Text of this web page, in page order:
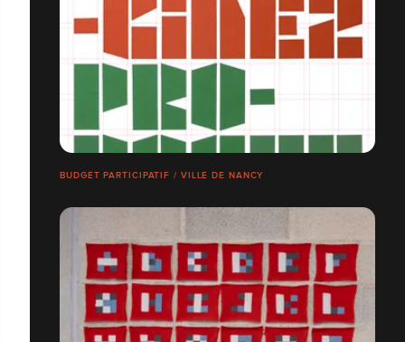
BUDGET PARTICIPATIF / VILLE DE NANCY